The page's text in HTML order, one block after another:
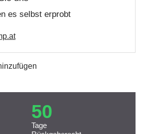
es selbst erprobt
50
Tage